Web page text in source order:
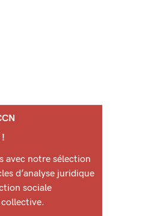
avec notre sélection
d’analyse juridique
sociale